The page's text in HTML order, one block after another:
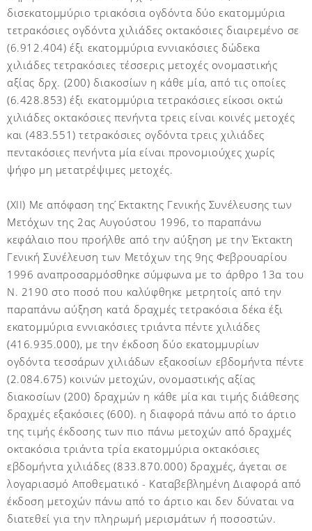
δισεκατομμύριο τριακόσια ογδόντα δύο εκατομμύρια
τετρακόσιες ογδόντα χιλιάδες οκτακόσιες διαιρεμένο σε
(6.912.404) έξι εκατομμύρια εννιακόσιες δώδεκα
χιλιάδες τετρακόσιες τέσσερις μετοχές ονομαστικής
αξίας δρχ. (200) διακοσίων η κάθε μία, από τις οποίες
(6.428.853) έξι εκατομμύρια τετρακόσιες είκοσι οκτώ
χιλιάδες οκτακόσιες πενήντα τρεις είναι κοινές μετοχές
και (483.551) τετρακόσιες ογδόντα τρεις χιλιάδες
πεντακόσιες πενήντα μία είναι προνομιούχες χωρίς
ψήφο μη μετατρέψιμες μετοχές.
(XII) Με απόφαση της ́Εκτακτης Γενικής Συνέλευσης των
Μετόχων της 2ας Αυγούστου 1996, το παραπάνω
κεφάλαιο που προήλθε από την αύξηση με την Έκτακτη
Γενική Συνέλευση των Μετόχων της 9ης Φεβρουαρίου
1996 αναπροσαρμόσθηκε σύμφωνα με το άρθρο 13α του
Ν. 2190 στο ποσό που καλύφθηκε μετρητοίς από την
παραπάνω αύξηση κατά δραχμές τετρακόσια δέκα έξι
εκατομμύρια εννιακόσιες τριάντα πέντε χιλιάδες
(416.935.000), με την έκδοση δύο εκατομμυρίων
ογδόντα τεσσάρων χιλιάδων εξακοσίων εβδομήντα πέντε
(2.084.675) κοινών μετοχών, ονομαστικής αξίας
διακοσίων (200) δραχμών η κάθε μία και τιμής διάθεσης
δραχμές εξακόσιες (600). η διαφορά πάνω από το άρτιο
της τιμής έκδοσης των πιο πάνω μετοχών από δραχμές
οκτακόσια τριάντα τρία εκατομμύρια οκτακόσιες
εβδομήντα χιλιάδες (833.870.000) δραχμές, άγεται σε
λογαριασμό Αποθεματικό - Καταβεβλημένη Διαφορά από
έκδοση μετοχών πάνω από το άρτιο και δεν δύναται να
διατεθεί για την πληρωμή μερισμάτων ή ποσοστών.